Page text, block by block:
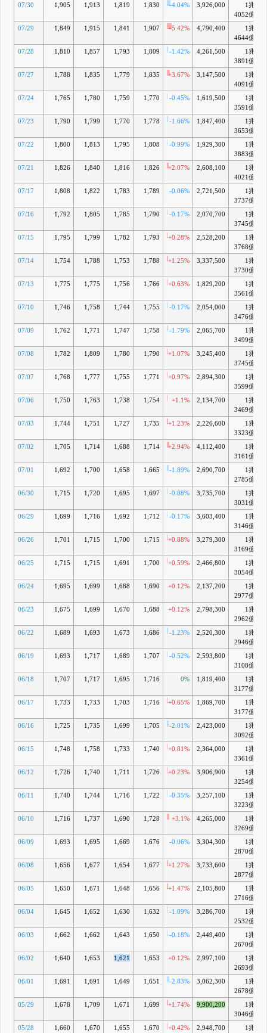
07/30 1,905 1,913 1,819 1,830 -4.04% 3,926,000
1兆
4052億
07/29 1,849 1,915 1,841 1,907 +5.42% 4,790,400
1兆
4644億
07/28 1,810 1,857 1,793 1,809 -1.42% 4,261,500
1兆
3891億
07/27 1,788 1,835 1,779 1,835 +3.67% 3,147,500
1兆
4091億
07/24 1,765 1,780 1,759 1,770 -0.45% 1,619,500
1兆
3591億
07/23 1,790 1,799 1,770 1,778 -1.66% 1,847,400
1兆
3653億
07/22 1,800 1,813 1,795 1,808 -0.99% 1,929,300
1兆
3883億
07/21 1,826 1,840 1,816 1,826 +2.07% 2,608,100
1兆
4021億
07/17 1,808 1,822 1,783 1,789 -0.06% 2,721,500
1兆
3737億
07/16 1,792 1,805 1,785 1,790 -0.17% 2,070,700
1兆
3745億
07/15 1,795 1,799 1,782 1,793 +0.28% 2,528,200
1兆
3768億
07/14 1,754 1,788 1,753 1,788 +1.25% 3,337,500
1兆
3730億
07/13 1,775 1,775 1,756 1,766 +0.63% 1,829,200
1兆
3561億
07/10 1,746 1,758 1,744 1,755 -0.17% 2,054,000
1兆
3476億
07/09 1,762 1,771 1,747 1,758 -1.79% 2,065,700
1兆
3499億
07/08 1,782 1,809 1,780 1,790 +1.07% 3,245,400
1兆
3745億
07/07 1,768 1,777 1,755 1,771 +0.97% 2,894,300
1兆
3599億
07/06 1,750 1,763 1,738 1,754 +1.1% 2,134,700
1兆
3469億
07/03 1,744 1,751 1,727 1,735 +1.23% 2,226,600
1兆
3323億
07/02 1,705 1,714 1,688 1,714 +2.94% 4,112,400
1兆
3161億
07/01 1,692 1,700 1,658 1,665 -1.89% 2,690,700
1兆
2785億
06/30 1,715 1,720 1,695 1,697 -0.88% 3,735,700
1兆
3031億
06/29 1,699 1,716 1,692 1,712 -0.17% 3,603,400
1兆
3146億
06/26 1,701 1,715 1,700 1,715 +0.88% 3,279,300
1兆
3169億
06/25 1,715 1,715 1,691 1,700 +0.59% 2,466,800
1兆
3054億
06/24 1,695 1,699 1,688 1,690 +0.12% 2,137,200
1兆
2977億
06/23 1,675 1,699 1,670 1,688 +0.12% 2,798,300
1兆
2962億
06/22 1,689 1,693 1,673 1,686 -1.23% 2,520,300
1兆
2946億
06/19 1,693 1,717 1,689 1,707 -0.52% 2,593,800
1兆
3108億
06/18 1,707 1,717 1,695 1,716 0% 1,819,400
1兆
3177億
06/17 1,733 1,733 1,703 1,716 +0.65% 1,869,700
1兆
3177億
06/16 1,725 1,735 1,699 1,705 -2.01% 2,423,000
1兆
3092億
06/15 1,748 1,758 1,733 1,740 +0.81% 2,364,000
1兆
3361億
06/12 1,726 1,740 1,711 1,726 +0.23% 3,906,900
1兆
3254億
06/11 1,740 1,744 1,716 1,722 -0.35% 3,257,100
1兆
3223億
06/10 1,716 1,737 1,690 1,728 +3.1% 4,265,000
1兆
3269億
06/09 1,693 1,695 1,669 1,676 -0.06% 3,304,300
1兆
2870億
06/08 1,656 1,677 1,654 1,677 +1.27% 3,733,600
1兆
2877億
06/05 1,650 1,671 1,648 1,656 +1.47% 2,105,800
1兆
2716億
06/04 1,645 1,652 1,630 1,632 -1.09% 3,286,700
1兆
2532億
06/03 1,662 1,662 1,643 1,650 -0.18% 2,449,400
1兆
2670億
06/02 1,640 1,653 1,621 1,653 +0.12% 2,997,100
1兆
2693億
06/01 1,691 1,691 1,649 1,651 -2.83% 3,062,300
1兆
2678億
05/29 1,678 1,709 1,671 1,699 +1.74% 9,900,200
1兆
3046億
05/28 1,660 1,670 1,655 1,670 +0.42% 2,948,700 1兆